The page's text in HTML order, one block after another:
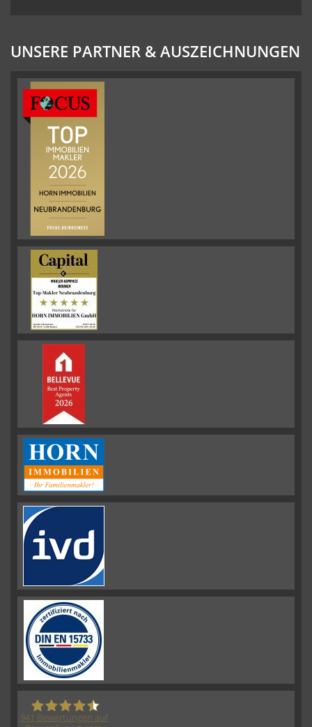
UNSERE PARTNER & AUSZEICHNUNGEN
941 Bewertungen auf